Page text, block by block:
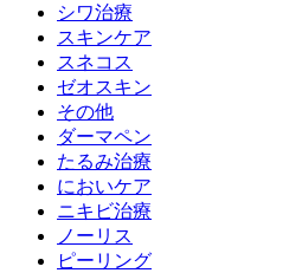
シワ治療
スキンケア
スネコス
ゼオスキン
その他
ダーマペン
たるみ治療
においケア
ニキビ治療
ノーリス
ピーリング